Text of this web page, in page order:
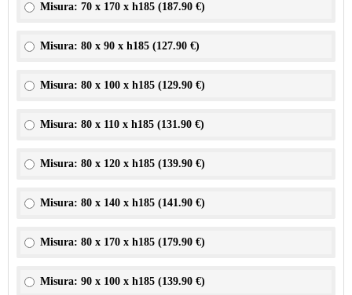
Misura: 70 x 170 x h185 (187.90 €)
Misura: 80 x 90 x h185 (127.90 €)
Misura: 80 x 100 x h185 (129.90 €)
Misura: 80 x 110 x h185 (131.90 €)
Misura: 80 x 120 x h185 (139.90 €)
Misura: 80 x 140 x h185 (141.90 €)
Misura: 80 x 170 x h185 (179.90 €)
Misura: 90 x 100 x h185 (139.90 €)